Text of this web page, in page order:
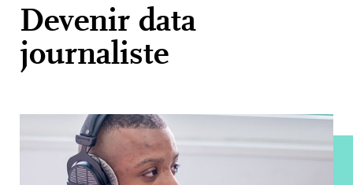
Devenir data
journaliste